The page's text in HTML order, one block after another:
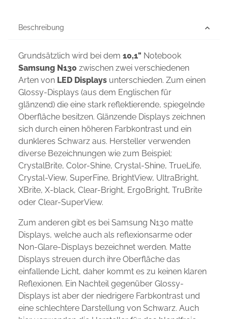
Beschreibung
Grundsätzlich wird bei dem 10,1" Notebook
Samsung N130 zwischen zwei verschiedenen
Arten von LED Displays unterschieden. Zum einen
Glossy-Displays (aus dem Englischen für
glänzend) die eine stark reflektierende, spiegelnde
Oberfläche besitzen. Glänzende Displays zeichnen
sich durch einen höheren Farbkontrast und ein
dunkleres Schwarz aus. Hersteller verwenden
diverse Bezeichnungen wie zum Beispiel:
CrystalBrite, Color-Shine, Crystal-Shine, TrueLife,
Crystal-View, SuperFine, BrightView, UltraBright,
XBrite, X-black, Clear-Bright, ErgoBright, TruBrite
oder Clear-SuperView.
Zum anderen gibt es bei Samsung N130 matte
Displays, welche auch als reflexionsarme oder
Non-Glare-Displays bezeichnet werden. Matte
Displays streuen durch ihre Oberfläche das
einfallende Licht, daher kommt es zu keinen klaren
Reflexionen. Ein Nachteil gegenüber Glossy-
Displays ist aber der niedrigere Farbkontrast und
eine schlechtere Darstellung von Schwarz. Auch